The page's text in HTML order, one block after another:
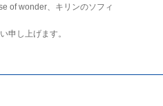
of wonder、キリンのソフィ
申し上げます。